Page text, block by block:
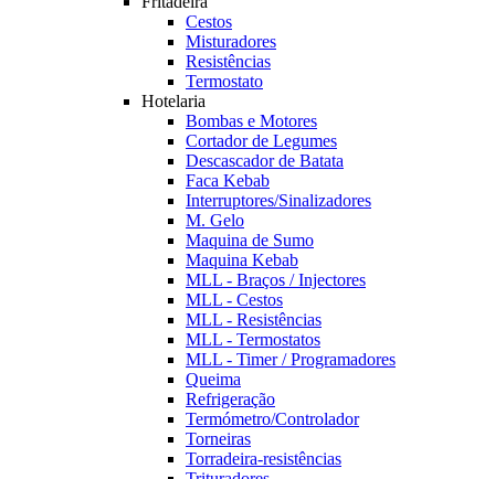
Cestos
Misturadores
Resistências
Termostato
Hotelaria
Bombas e Motores
Cortador de Legumes
Descascador de Batata
Faca Kebab
Interruptores/Sinalizadores
M. Gelo
Maquina de Sumo
Maquina Kebab
MLL - Braços / Injectores
MLL - Cestos
MLL - Resistências
MLL - Termostatos
MLL - Timer / Programadores
Queima
Refrigeração
Termómetro/Controlador
Torneiras
Torradeira-resistências